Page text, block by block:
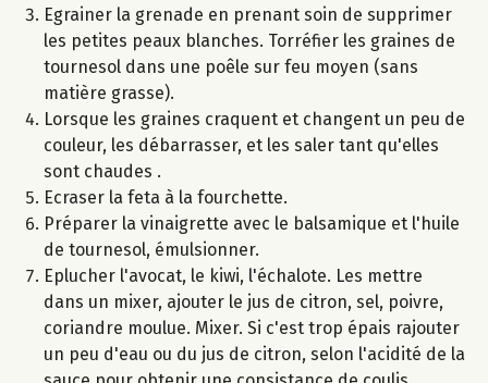
Egrainer la grenade en prenant soin de supprimer
les petites peaux blanches. Torréfier les graines de
tournesol dans une poêle sur feu moyen (sans
matière grasse).
Lorsque les graines craquent et changent un peu de
couleur, les débarrasser, et les saler tant qu'elles
sont chaudes .
Ecraser la feta à la fourchette.
Préparer la vinaigrette avec le balsamique et l'huile
de tournesol, émulsionner.
Eplucher l'avocat, le kiwi, l'échalote. Les mettre
dans un mixer, ajouter le jus de citron, sel, poivre,
coriandre moulue. Mixer. Si c'est trop épais rajouter
un peu d'eau ou du jus de citron, selon l'acidité de la